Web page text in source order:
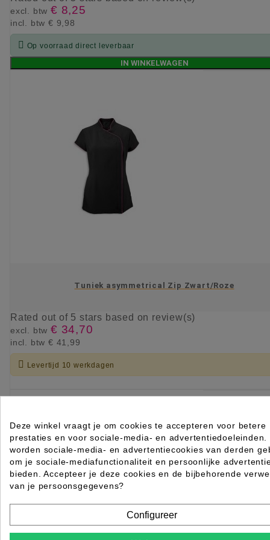
excl. btw € 8,25
incl. btw € 9,98
 Op voorraad direct leverbaar
IN WINKELWAGEN
Tuniek asymmetrical Zip Zwart/Roze
Rated out of 5 stars based on review(s)
excl. btw € 34,70
incl. btw € 41,99
 Levertijd 10 werkdagen
Deze winkel vraagt je om cookies te accepteren voor betere
prestaties en voor sociale-media- en advertentiedoeleinden.
worden sociale-media- en advertentiecookies van derden
om je sociale-mediafunctionaliteit en persoonlijke
bieden. Accepteer je deze cookies en de bijbehorende
van je persoonsgegevens?
Configureer